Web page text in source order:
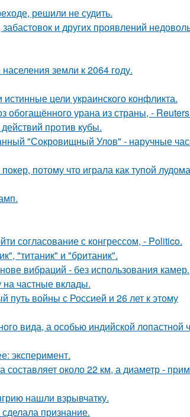
решили не судить.
и других проявлений
земли к 2064 году.
цели украинского конфликта.
урана из страны, -
против кубы.
"Сокровищный Улов" - наручные
потому что играла как тупой
согласование с конгрессом, - Politico.
"титаник" и "британик".
вибраций - без использования камер.
частные вклады.
войны с Россией и 26 лет к этому
вида, а особью индийской лопастной
эксперимент.
около 22 км, а диаметр -
нашли взрывчатку.
признание.